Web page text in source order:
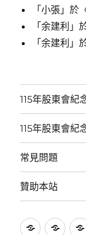
「小張 」於
「余建利 」
「余建利 」
115年股東會紀
115年股東會紀
常見問題
贊助本站
115 115